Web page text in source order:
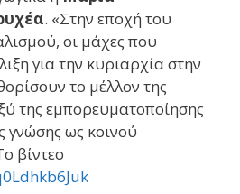
. «Στην εποχή του
οι μάχες που
για την κυριαρχία στην
το μέλλον της
της εμπορευματοποίησης
γνώσης ως κοινού
βίντεο